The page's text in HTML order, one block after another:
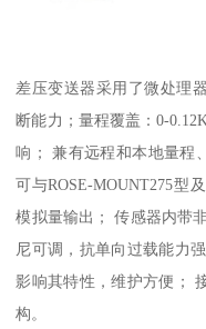
差压变送器采用了微处理
断能力；量程覆盖：0-
响； 兼有远程和本地量程
可与ROSE-MOUNT275型
模拟量输出； 传感器内带
尼可调，抗单向过载能力
影响其特性，维护方便；
构。